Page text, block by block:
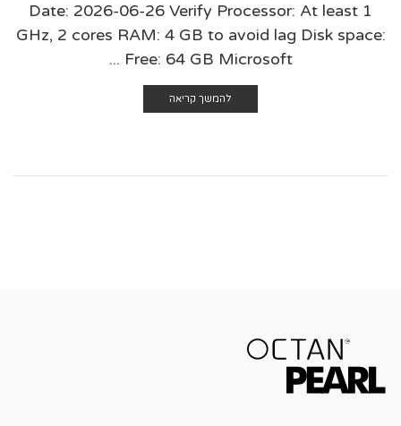
Date: 2026-06-26 Verify Processor: At least 1
GHz, 2 cores RAM: 4 GB to avoid lag Disk space:
Free: 64 GB Microsoft ...
להמשך קריאה